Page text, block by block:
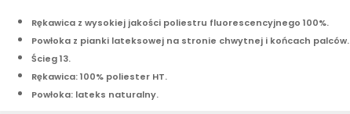
Rękawica z wysokiej jakości poliestru fluorescencyjnego 100%.
Powłoka z pianki lateksowej na stronie chwytnej i końcach palców.
Ścieg 13.
Rękawica: 100% poliester HT.
Powłoka: lateks naturalny.